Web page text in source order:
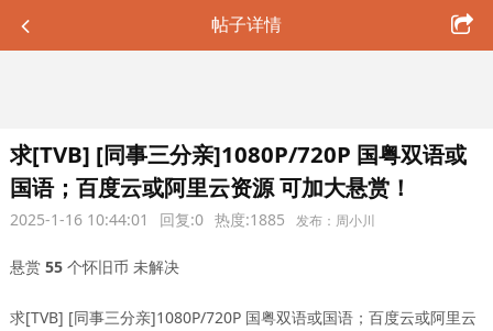
帖子详情
求[TVB] [同事三分亲]1080P/720P 国粤双语或
国语；百度云或阿里云资源 可加大悬赏！
2025-1-16 10:44:01 回复:0 热度:1885 发布：周小川
悬赏 55 个怀旧币 未解决
求[TVB] [同事三分亲]1080P/720P 国粤双语或国语；百度云或阿里云